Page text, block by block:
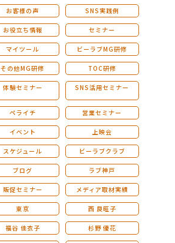
お客様の声 SNS実践例
お役立ち情報 セミナー
マイツール ビーラブMG研修
その他MG研修 TOC研修
体験セミナー SNS活用セミナー
ペライチ 営業セミナー
イベント 上映会
スケジュール ビーラブクラブ
ブログ ラブ神戸
販促セミナー メディア取材実績
東京 西 良旺子
福谷 佳衣子 杉野 優花